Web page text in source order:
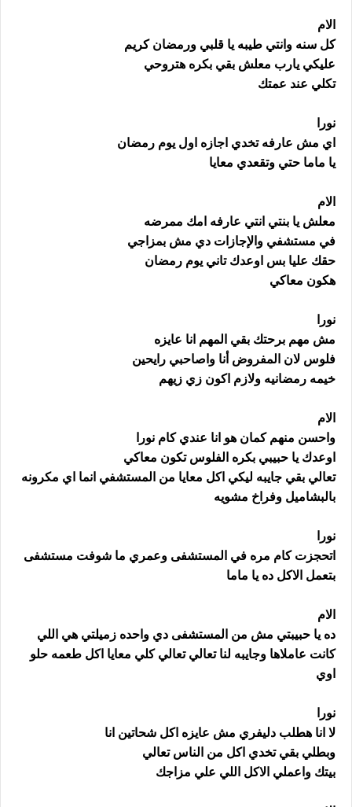
الام
كل سنه وانتي طيبه يا قلبي ورمضان كريم
عليكي يارب معلش بقي بكره هتروحي
تكلي عند عمتك
نورا
اي مش عارفه تخدي اجازه اول يوم رمضان
يا ماما حتي وتقعدي معايا
الام
معلش يا بنتي انتي عارفه امك ممرضه
في مستشفي والإجازات دي مش بمزاجي
حقك عليا بس اوعدك تاني يوم رمضان
هكون معاكي
نورا
مش مهم برحتك بقي المهم انا عايزه
فلوس لان المفروض أنا واصاحبي رايحين
خيمه رمضانيه ولازم اكون زي زيهم
الام
واحسن منهم كمان هو انا عندي كام نورا
اوعدك يا حبيبي بكره الفلوس تكون معاكي
تعالي بقي جايبه ليكي اكل معايا من المستشفي انما اي مكرونه
بالبشاميل وفراخ مشويه
نورا
اتحجزت كام مره في المستشفى وعمري ما شوفت مستشفى
بتعمل الاكل ده يا ماما
الام
ده يا حبيبتي مش من المستشفى دي واحده زميلتي هي اللي
كانت عاملاها وجايبه لنا تعالي تعالي كلي معايا اكل طعمه حلو
اوي
نورا
لا انا هطلب دليفري مش عايزه اكل شحاتين انا
وبطلي بقي تخدي اكل من الناس تعالي
بيتك واعملي الاكل اللي علي مزاجك